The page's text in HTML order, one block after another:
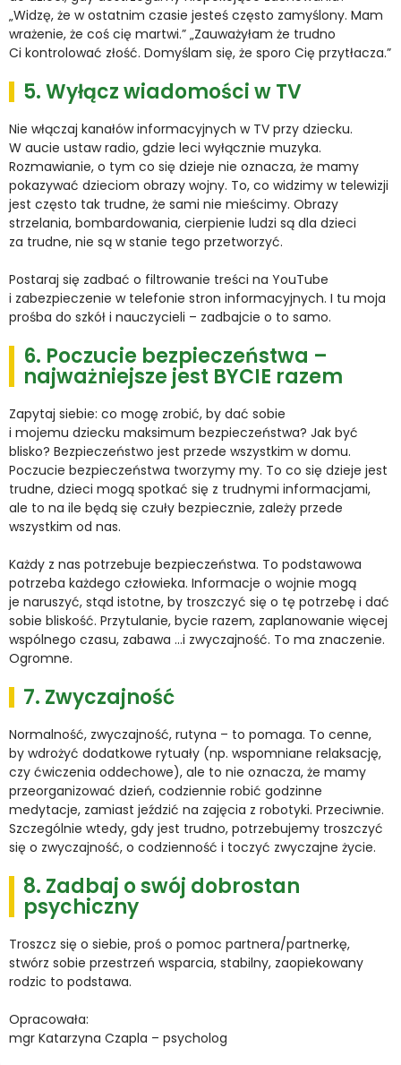
„Widzę, że w ostatnim czasie jesteś często zamyślony. Mam
wrażenie, że coś cię martwi.” „Zauważyłam że trudno
Ci kontrolować złość. Domyślam się, że sporo Cię przytłacza.”
5. Wyłącz wiadomości w TV
Nie włączaj kanałów informacyjnych w TV przy dziecku.
W aucie ustaw radio, gdzie leci wyłącznie muzyka.
Rozmawianie, o tym co się dzieje nie oznacza, że mamy
pokazywać dzieciom obrazy wojny. To, co widzimy w telewizji
jest często tak trudne, że sami nie mieścimy. Obrazy
strzelania, bombardowania, cierpienie ludzi są dla dzieci
za trudne, nie są w stanie tego przetworzyć.
Postaraj się zadbać o filtrowanie treści na YouTube
i zabezpieczenie w telefonie stron informacyjnych. I tu moja
prośba do szkół i nauczycieli – zadbajcie o to samo.
6. Poczucie bezpieczeństwa –
najważniejsze jest BYCIE razem
Zapytaj siebie: co mogę zrobić, by dać sobie
i mojemu dziecku maksimum bezpieczeństwa? Jak być
blisko? Bezpieczeństwo jest przede wszystkim w domu.
Poczucie bezpieczeństwa tworzymy my. To co się dzieje jest
trudne, dzieci mogą spotkać się z trudnymi informacjami,
ale to na ile będą się czuły bezpiecznie, zależy przede
wszystkim od nas.
Każdy z nas potrzebuje bezpieczeństwa. To podstawowa
potrzeba każdego człowieka. Informacje o wojnie mogą
je naruszyć, stąd istotne, by troszczyć się o tę potrzebę i dać
sobie bliskość. Przytulanie, bycie razem, zaplanowanie więcej
wspólnego czasu, zabawa …i zwyczajność. To ma znaczenie.
Ogromne.
7. Zwyczajność
Normalność, zwyczajność, rutyna – to pomaga. To cenne,
by wdrożyć dodatkowe rytuały (np. wspomniane relaksację,
czy ćwiczenia oddechowe), ale to nie oznacza, że mamy
przeorganizować dzień, codziennie robić godzinne
medytacje, zamiast jeździć na zajęcia z robotyki. Przeciwnie.
Szczególnie wtedy, gdy jest trudno, potrzebujemy troszczyć
się o zwyczajność, o codzienność i toczyć zwyczajne życie.
8. Zadbaj o swój dobrostan
psychiczny
Troszcz się o siebie, proś o pomoc partnera/partnerkę,
stwórz sobie przestrzeń wsparcia, stabilny, zaopiekowany
rodzic to podstawa.
Opracowała:
mgr Katarzyna Czapla – psycholog